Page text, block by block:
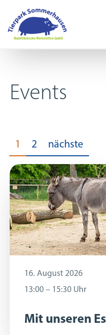
Events
1 2 nächste
16. August 2026
13:00 – 15:30 Uhr
16. August 2026
13:00 – 15:30 Uhr
Mit unseren